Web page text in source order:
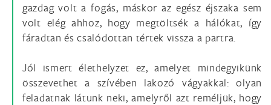
gazdag volt a fogás, máskor az egész éjszaka sem
volt elég ahhoz, hogy megtöltsék a hálókat, így
fáradtan és csalódottan tértek vissza a partra.
Jól ismert élethelyzet ez, amelyet mindegyikünk
összevethet a szívében lakozó vágyakkal: olyan
feladatnak látunk neki, amelyről azt reméljük, hogy